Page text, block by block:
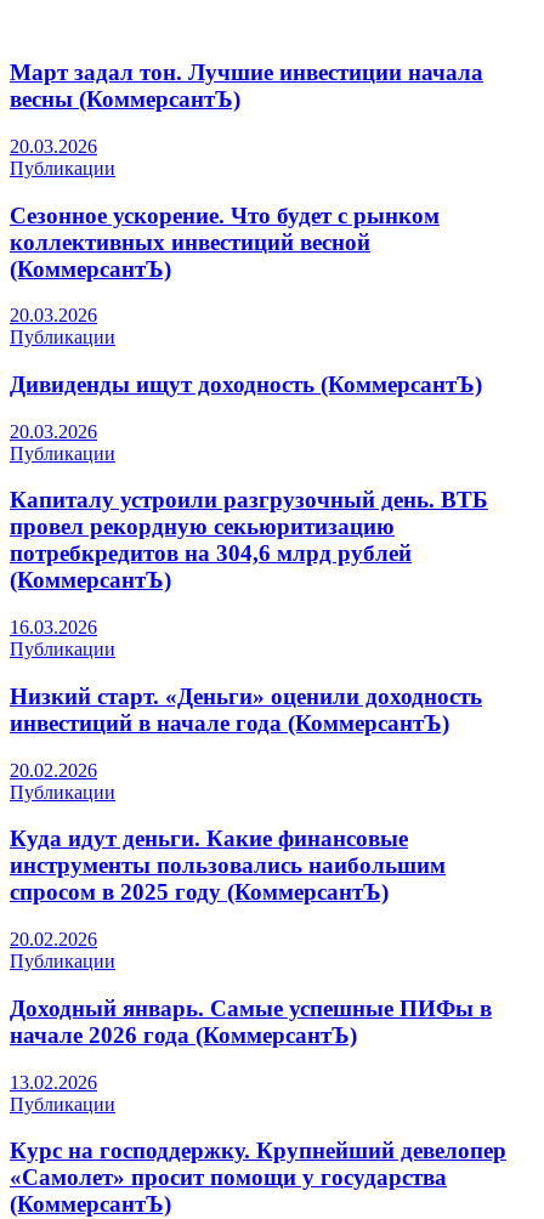
Март задал тон. Лучшие инвестиции начала
весны (КоммерсантЪ)
20.03.2026
Публикации
Сезонное ускорение. Что будет с рынком
коллективных инвестиций весной
(КоммерсантЪ)
20.03.2026
Публикации
Дивиденды ищут доходность (КоммерсантЪ)
20.03.2026
Публикации
Капиталу устроили разгрузочный день. ВТБ
провел рекордную секьюритизацию
потребкредитов на 304,6 млрд рублей
(КоммерсантЪ)
16.03.2026
Публикации
Низкий старт. «Деньги» оценили доходность
инвестиций в начале года (КоммерсантЪ)
20.02.2026
Публикации
Куда идут деньги. Какие финансовые
инструменты пользовались наибольшим
спросом в 2025 году (КоммерсантЪ)
20.02.2026
Публикации
Доходный январь. Самые успешные ПИФы в
начале 2026 года (КоммерсантЪ)
13.02.2026
Публикации
Курс на господдержку. Крупнейший девелопер
«Самолет» просит помощи у государства
(КоммерсантЪ)